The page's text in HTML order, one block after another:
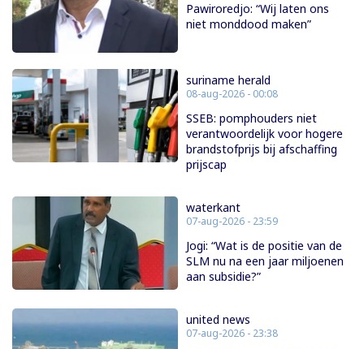
Pawiroredjo: “Wij laten ons
niet monddood maken”
suriname herald
08-aug-2026 - 00:08
SSEB: pomphouders niet
verantwoordelijk voor hogere
brandstofprijs bij afschaffing
prijscap
waterkant
07-aug-2026 - 23:59
Jogi: “Wat is de positie van de
SLM nu na een jaar miljoenen
aan subsidie?”
united news
07-aug-2026 - 23:38